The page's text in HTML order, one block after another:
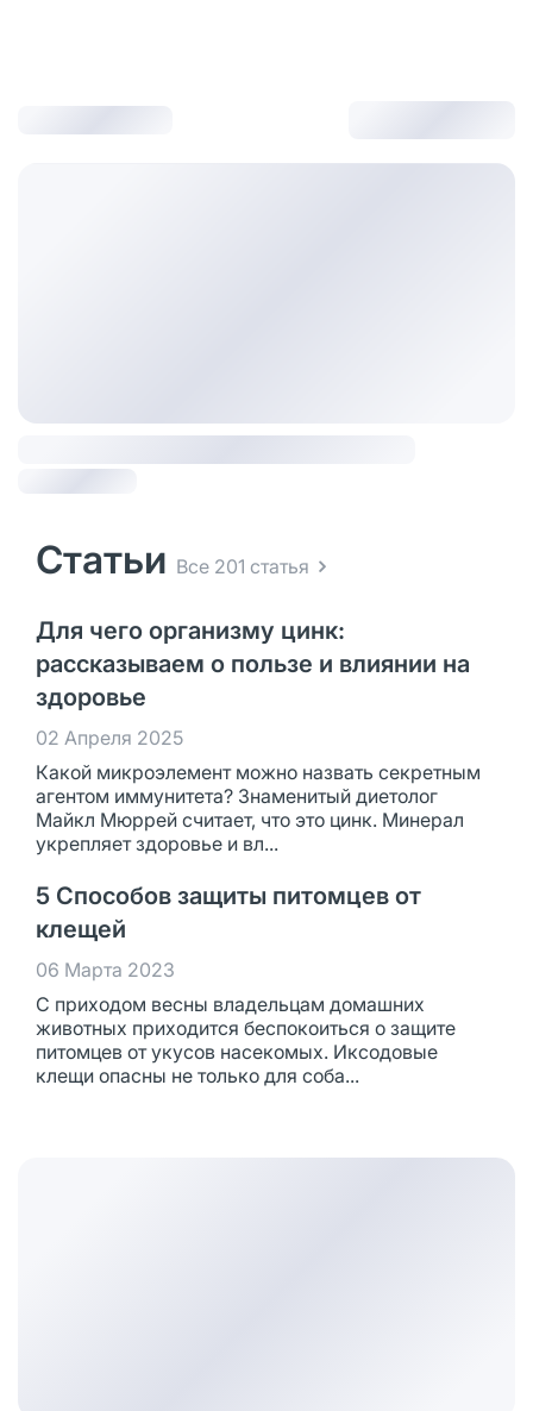
Статьи Все 201 статья
Для чего организму цинк:
рассказываем о пользе и влиянии на
здоровье
02 Апреля 2025
Какой микроэлемент можно назвать секретным
агентом иммунитета? Знаменитый диетолог
Майкл Мюррей считает, что это цинк. Минерал
укрепляет здоровье и вл...
5 Способов защиты питомцев от
клещей
06 Марта 2023
С приходом весны владельцам домашних
животных приходится беспокоиться о защите
питомцев от укусов насекомых. Иксодовые
клещи опасны не только для соба...